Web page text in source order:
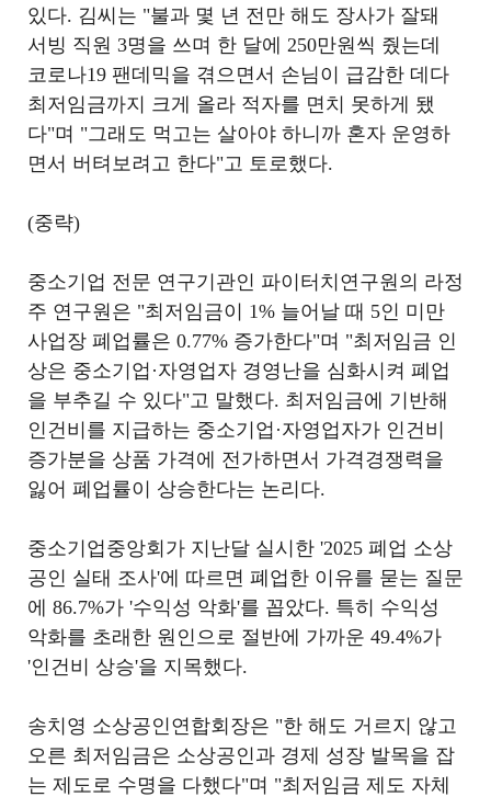
있다. 김씨는 "불과 몇 년 전만 해도 장사가 잘돼
서빙 직원 3명을 쓰며 한 달에 250만원씩 줬는데
코로나19 팬데믹을 겪으면서 손님이 급감한 데다
최저임금까지 크게 올라 적자를 면치 못하게 됐
다"며 "그래도 먹고는 살아야 하니까 혼자 운영하
면서 버텨보려고 한다"고 토로했다.
(중략)
중소기업 전문 연구기관인 파이터치연구원의 라정
주 연구원은 "최저임금이 1% 늘어날 때 5인 미만
사업장 폐업률은 0.77% 증가한다"며 "최저임금 인
상은 중소기업·자영업자 경영난을 심화시켜 폐업
을 부추길 수 있다"고 말했다. 최저임금에 기반해
인건비를 지급하는 중소기업·자영업자가 인건비
증가분을 상품 가격에 전가하면서 가격경쟁력을
잃어 폐업률이 상승한다는 논리다.
중소기업중앙회가 지난달 실시한 '2025 폐업 소상
공인 실태 조사'에 따르면 폐업한 이유를 묻는 질문
에 86.7%가 '수익성 악화'를 꼽았다. 특히 수익성
악화를 초래한 원인으로 절반에 가까운 49.4%가
'인건비 상승'을 지목했다.
송치영 소상공인연합회장은 "한 해도 거르지 않고
오른 최저임금은 소상공인과 경제 성장 발목을 잡
는 제도로 수명을 다했다"며 "최저임금 제도 자체